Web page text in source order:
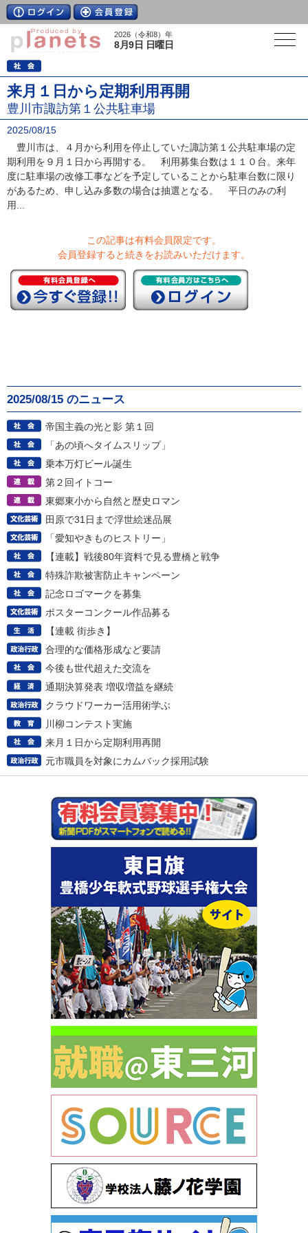
2026（令和8）年
8月9日 日曜日
来月１日から定期利用再開
豊川市諏訪第１公共駐車場
2025/08/15
豊川市は、４月から利用を停止していた諏訪第１公共駐車場の定
期利用を９月１日から再開する。 利用募集台数は１１０台。来年
度に駐車場の改修工事などを予定していることから駐車台数に限り
があるため、申し込み多数の場合は抽選となる。 平日のみの利
用...
この記事は有料会員限定です。
会員登録すると続きをお読みいただけます。
2025/08/15 のニュース
帝国主義の光と影 第１回
「あの頃へタイムスリップ」
乗本万灯ビール誕生
第２回イトコー
東郷東小から自然と歴史ロマン
田原で31日まで浮世絵迷品展
「愛知やきものヒストリー」
【連載】戦後80年資料で見る豊橋と戦争
特殊詐欺被害防止キャンペーン
記念ロゴマークを募集
ポスターコンクール作品募る
【連載 街歩き】
合理的な価格形成など要請
今後も世代超えた交流を
通期決算発表 増収増益を継続
クラウドワーカー活用術学ぶ
川柳コンテスト実施
来月１日から定期利用再開
元市職員を対象にカムバック採用試験